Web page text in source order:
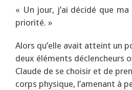
« Un jour, j’ai décidé que
priorité. »
Alors qu’elle avait atteint un
deux éléments déclencheurs
Claude de se choisir et de
corps physique, l’amenant à